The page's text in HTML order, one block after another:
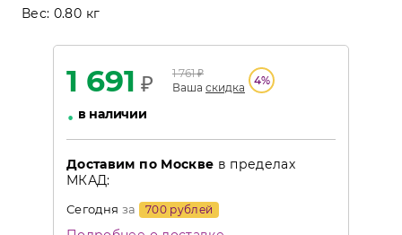
Вес: 0.80 кг
1 691 ₽ 1 761₽
Ваша скидка
4%
• в наличии
Доставим по Москве в пределах
МКАД:
Сегодня за 700 рублей